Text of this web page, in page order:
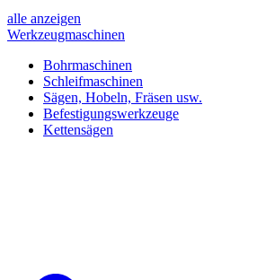
alle anzeigen
Werkzeugmaschinen
Bohrmaschinen
Schleifmaschinen
Sägen, Hobeln, Fräsen usw.
Befestigungswerkzeuge
Kettensägen